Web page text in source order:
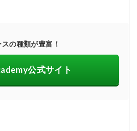
スの種類が豊富！
公式サイト